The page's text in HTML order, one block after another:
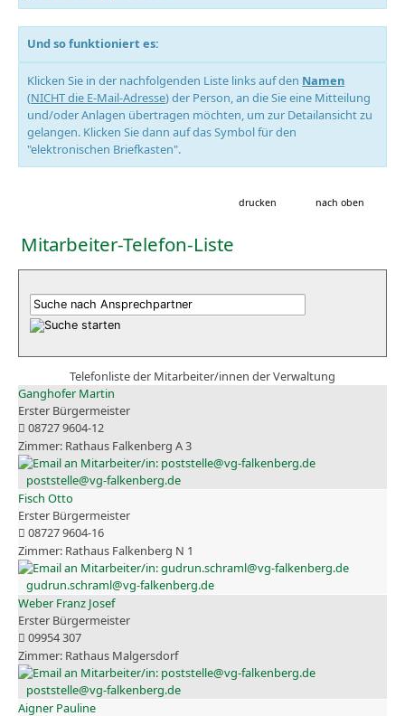
Und so funktioniert es:
Klicken Sie in der nachfolgenden Liste links auf den Namen
(NICHT die E-Mail-Adresse) der Person, an die Sie eine Mitteilung
und/oder Anlagen übertragen möchten, um zur Detailansicht zu
gelangen. Klicken Sie dann auf das Symbol für den
"elektronischen Briefkasten".
drucken nach oben
Mitarbeiter-Telefon-Liste
Telefonliste der Mitarbeiter/innen der Verwaltung
Ganghofer Martin
Erster Bürgermeister
08727 9604-12
Rathaus Falkenberg A 3
poststelle@vg-falkenberg.de
Fisch Otto
Erster Bürgermeister
08727 9604-16
Rathaus Falkenberg N 1
gudrun.schraml@vg-falkenberg.de
Weber Franz Josef
Erster Bürgermeister
09954 307
Rathaus Malgersdorf
poststelle@vg-falkenberg.de
Aigner Pauline